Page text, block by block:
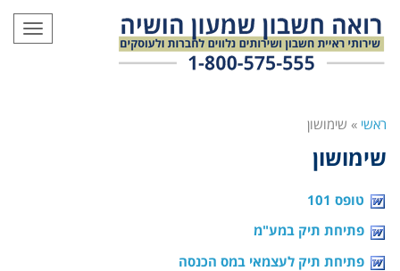
ראשי » שימושון
שימושון
טופס 101
פתיחת תיק במע"מ
פתיחת תיק לעצמאי במס הכנסה